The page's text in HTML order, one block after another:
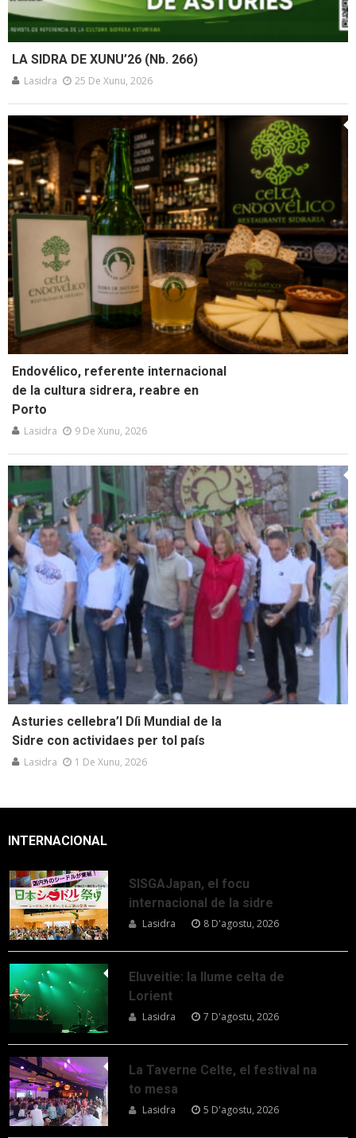
LA SIDRA DE XUNU’26 (Nb. 266)
Lasidra 25 De Xunu, 2026
Endovélico, referente internacional
de la cultura sidrera, reabre en
Porto
Lasidra 9 De Xunu, 2026
Asturies cellebra’l Díi Mundial de la
Sidre con actividaes per tol país
Lasidra 1 De Xunu, 2026
INTERNACIONAL
SISGAJapan, el focu
internacional de la sidre
Lasidra 8 D'agostu, 2026
Eluveitie: la llume celta de
Lorient
Lasidra 7 D'agostu, 2026
La Taverne Celte, el festival na
to mesa
Lasidra 5 D'agostu, 2026